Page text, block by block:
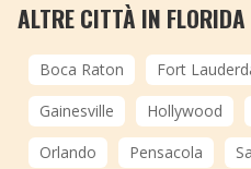
ALTRE CITTÀ IN FLORIDA
Boca Raton Fort
Gainesville
Hollywood
Orlando
Pensacola